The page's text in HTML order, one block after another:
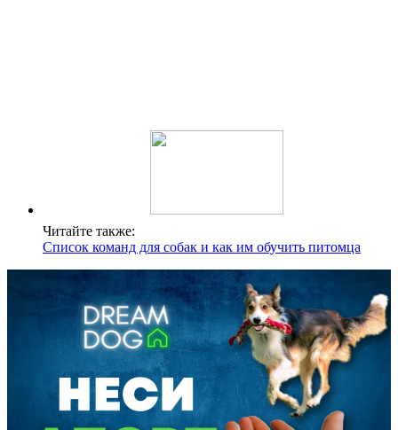
Читайте также:
Список команд для собак и как им обучить питомца